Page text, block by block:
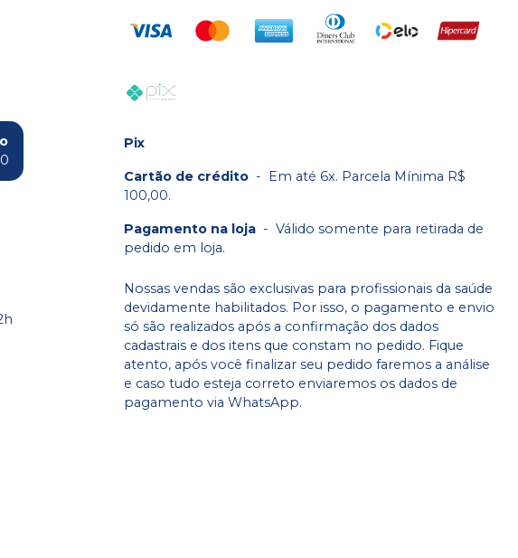
Pix
Cartão de crédito - Em até 6x. Parcela Mínima R$
100,00.
Pagamento na loja - Válido somente para retirada de
pedido em loja.
Nossas vendas são exclusivas para profissionais da saúde
devidamente habilitados. Por isso, o pagamento e envio
só são realizados após a confirmação dos dados
cadastrais e dos itens que constam no pedido. Fique
atento, após você finalizar seu pedido faremos a análise
e caso tudo esteja correto enviaremos os dados de
pagamento via WhatsApp.